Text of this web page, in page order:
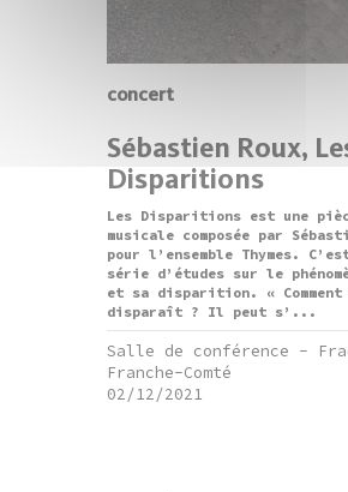
concert
Sébastien Roux,
Disparitions
Les Disparitions est une
musicale composée par
pour l’ensemble Thymes.
série d’études sur le
et sa disparition. « Comment
disparaît ? Il peut s’...
Salle de conférence -
Franche-Comté
02/12/2021